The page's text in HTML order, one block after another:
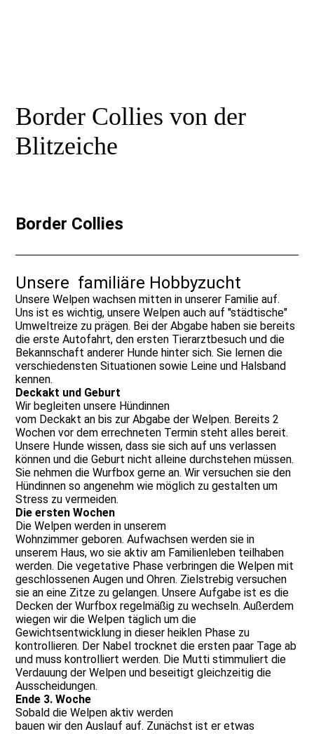
Border Collies von der
Blitzeiche
Border Collies
Unsere familiäre Hobbyzucht
Unsere Welpen wachsen mitten in unserer Familie auf.
Uns ist es wichtig, unsere Welpen auch auf "städtische"
Umweltreize zu prägen. Bei der Abgabe haben sie bereits
die erste Autofahrt, den ersten Tierarztbesuch und die
Bekannschaft anderer Hunde hinter sich. Sie lernen die
verschiedensten Situationen sowie Leine und Halsband
kennen.
Deckakt und Geburt
Wir begleiten unsere Hündinnen
vom Deckakt an bis zur Abgabe der Welpen. Bereits 2
Wochen vor dem errechneten Termin steht alles bereit.
Unsere Hunde wissen, dass sie sich auf uns verlassen
können und die Geburt nicht alleine durchstehen müssen.
Sie nehmen die Wurfbox gerne an. Wir versuchen sie den
Hündinnen so angenehm wie möglich zu gestalten um
Stress zu vermeiden.
Die ersten Wochen
Die Welpen werden in unserem
Wohnzimmer geboren. Aufwachsen werden sie in
unserem Haus, wo sie aktiv am Familienleben teilhaben
werden. Die vegetative Phase verbringen die Welpen mit
geschlossenen Augen und Ohren. Zielstrebig versuchen
sie an eine Zitze zu gelangen. Unsere Aufgabe ist es die
Decken der Wurfbox regelmäßig zu wechseln. Außerdem
wiegen wir die Welpen täglich um die
Gewichtsentwicklung in dieser heiklen Phase zu
kontrollieren. Der Nabel trocknet die ersten paar Tage ab
und muss kontrolliert werden. Die Mutti stimmuliert die
Verdauung der Welpen und beseitigt gleichzeitig die
Ausscheidungen.
Ende 3. Woche
Sobald die Welpen aktiv werden
bauen wir den Auslauf auf. Zunächst ist er etwas